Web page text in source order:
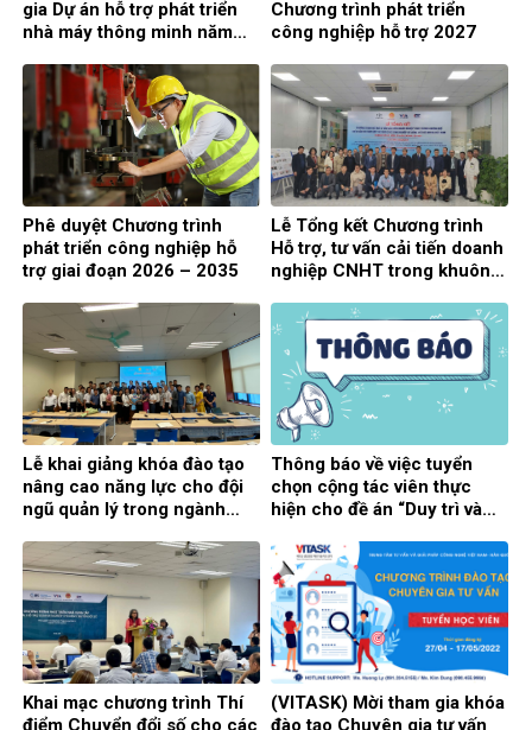
gia Dự án hỗ trợ phát triển
nhà máy thông minh năm
Chương trình phát triển
công nghiệp hỗ trợ 2027
Phê duyệt Chương trình
phát triển công nghiệp hỗ
trợ giai đoạn 2026 – 2035
Lễ Tổng kết Chương trình
Hỗ trợ, tư vấn cải tiến doanh
nghiệp CNHT trong khuôn
tác giữa Cục Công nghiệp
và Công ty Ô tô Toyota Việt
Nam
Lễ khai giảng khóa đào tạo
nâng cao năng lực cho đội
ngũ quản lý trong ngành
Thông báo về việc tuyển
chọn cộng tác viên thực
hiện cho đề án “Duy trì và
liệu, Cổng thông tin điện tử
công nghiệp hỗ trợ năm
2024”
Khai mạc chương trình Thí
điểm Chuyển đổi số cho các
(VITASK) Mời tham gia khóa
đào tạo Chuyên gia tư vấn